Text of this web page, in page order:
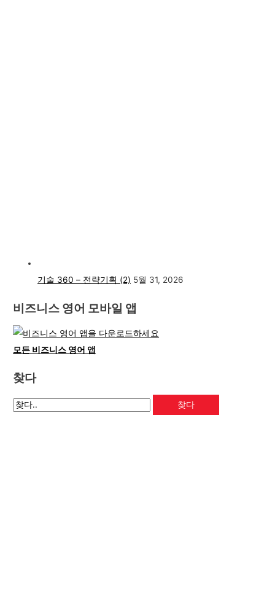
기술 360 – 전략기획 (2) 5월 31, 2026
비즈니스 영어 모바일 앱
모든 비즈니스 영어 앱
찾다